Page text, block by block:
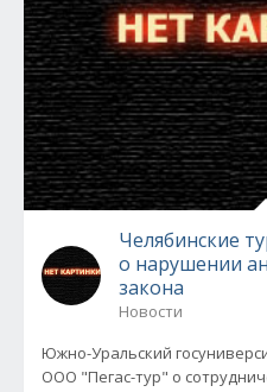
Челябинские
о нарушении
закона
Новости
Южно-Уральский
ООО "Пегас-тур" о